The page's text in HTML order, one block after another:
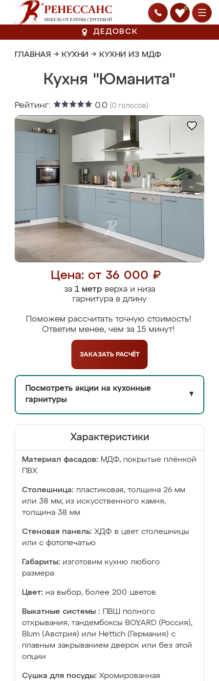
0
ДЕДОВСК
ГЛАВНАЯ → КУХНИ → КУХНИ ИЗ МДФ
Кухня "Юманита"
Рейтинг: 0.0 (0 голосов)
Цена: от 36 000 ₽
за 1 метрверха и низа
гарнитура в длину
Поможем рассчитать точную стоимость!
Ответим менее, чем за 15 минут!
ЗАКАЗАТЬ РАСЧЁТ
Посмотреть акции на кухонные
гарнитуры
▼
Характеристики
Материал фасадов: МДФ, покрытые плёнкой
ПВХ
Столешница: пластиковая, толщина 26 мм
или 38 мм; из искусственного камня,
толщина 38 мм
Стеновая панель: ХДФ в цвет столешницы
или с фотопечатью
Габариты: изготовим кухню любого
размера
Цвет: на выбор, более 200 цветов
Выкатные системы :
ПВШ полного
открывания, тандембоксы BOYARD (Россия),
Blum (Австрия) или Hettich (Германия) с
плавным закрыванием дверок или без этой
опции
Сушка для посуды: Хромированная